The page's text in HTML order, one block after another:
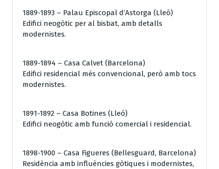
1889-1893 – Palau Episcopal d’Astorga (Lleó)
Edifici neogòtic per al bisbat, amb detalls
modernistes.
1889-1894 – Casa Calvet (Barcelona)
Edifici residencial més convencional, però amb tocs
modernistes.
1891-1892 – Casa Botines (Lleó)
Edifici neogòtic amb funció comercial i residencial.
1898-1900 – Casa Figueres (Bellesguard, Barcelona)
Residència amb influències gòtiques i modernistes,